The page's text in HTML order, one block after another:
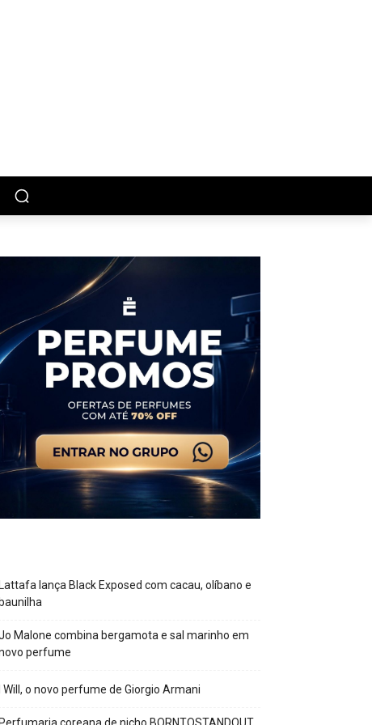
lança Black Exposed com cacau, olíbano e
Malone combina bergamota e sal marinho em
perfume
Will, o novo perfume de Giorgio Armani
coreana de nicho BORNTOSTANDOUT